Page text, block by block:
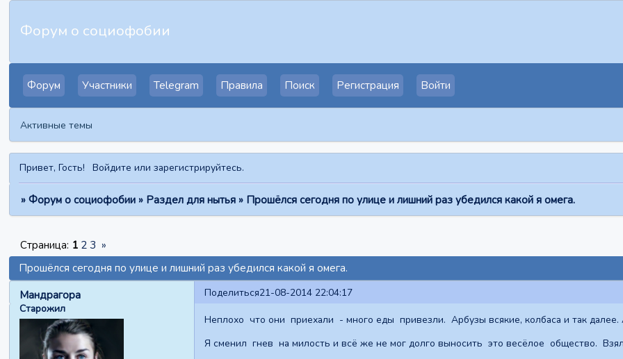
Форум о социофобии
Форум Участники Telegram Правила Поиск Регистрация Войти
Активные темы
Привет, Гость! Войдите илизарегистрируйтесь.
» Форум о социофобии » Раздел для нытья » Прошёлся сегодня по улице и лишний раз убедился какой я омега.
Прошёлся сегодня по улице и лишний раз убедился какой я омега.
Страница: 1 2 3 »
Поделиться21-08-2014 22:04:17
Мандрагора
Старожил
Неплохо что они приехали - много еды привезли. Арбузы всякие, колбаса и так
Я сменил гнев на милость и всё же не мог долго выносить это весёлое общество.